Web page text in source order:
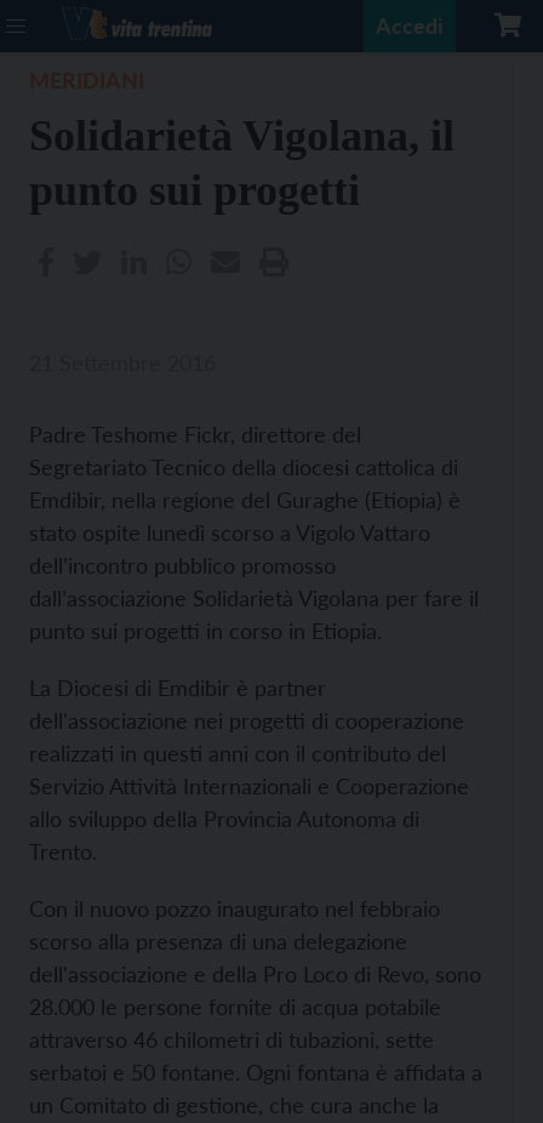
Accedi
Solidarietà Vigolana, il
punto sui progetti
Padre Teshome Fickr, direttore del
Segretariato Tecnico della diocesi cattolica di
Emdibir, nella regione del Guraghe (Etiopia) è
stato ospite lunedì scorso a Vigolo Vattaro
dell’incontro pubblico promosso
dall’associazione Solidarietà Vigolana per fare il
punto sui progetti in corso in Etiopia.
La Diocesi di Emdibir è partner
dell'associazione nei progetti di cooperazione
realizzati in questi anni con il contributo del
Servizio Attività Internazionali e Cooperazione
allo sviluppo della Provincia Autonoma di
Trento.
Con il nuovo pozzo inaugurato nel febbraio
scorso alla presenza di una delegazione
dell'associazione e della Pro Loco di Revo, sono
28.000 le persone fornite di acqua potabile
attraverso 46 chilometri di tubazioni, sette
serbatoi e 50 fontane. Ogni fontana è affidata a
un Comitato di gestione, che cura anche la